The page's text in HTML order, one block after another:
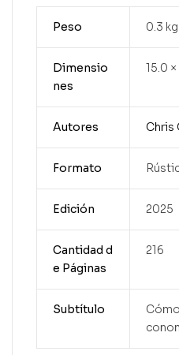
Peso 0.3 kg
Dimensio
nes
15.0
Autores Chris
Formato
Edición 2025
Cantidad d
e Páginas
216
Subtítulo